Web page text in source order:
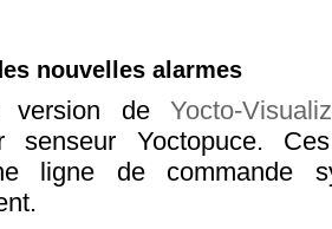
nouvelles alarmes
version de Yocto-
senseur Yoctopuce.
ligne de commande